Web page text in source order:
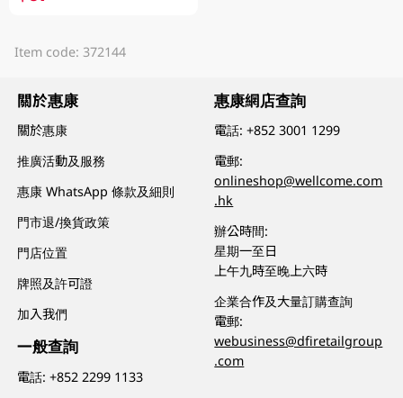
Item code: 372144
關於惠康
關於惠康
推廣活動及服務
惠康 WhatsApp 條款及細則
門市退/換貨政策
門店位置
牌照及許可證
加入我們
一般查詢
電話:+852 2299 1133
惠康網店查詢
電話:+852 3001 1299
電郵:
onlineshop@wellcome.com
.hk
辦公時間:
星期一至日
上午九時至晚上六時
企業合作及大量訂購查詢
電郵:
webusiness@dfiretailgroup
.com